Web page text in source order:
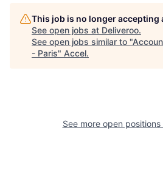
This job is no longer accepting
See open jobs at Deliveroo.
See open jobs similar to "
- Paris" Accel.
See more open positions